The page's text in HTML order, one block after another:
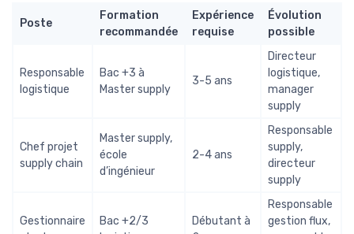
Poste
Formation
recommandée
Expérience
requise
Évolution
possible
Responsable
logistique
Bac +3 à
Master supply
3-5 ans
Directeur
logistique,
manager
supply
Chef projet
supply chain
Master supply,
école
d’ingénieur
2-4 ans
Responsable
supply,
directeur
supply
Gestionnaire
Bac +2/3
Débutant à
Responsable
gestion flux,